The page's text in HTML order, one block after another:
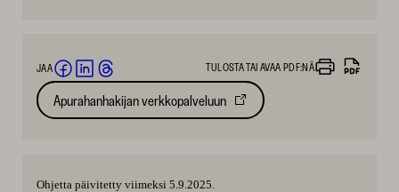
JAA
Jaa
Facebookissa
LinkedInissä
Threadsissä
TULOSTA TAI AVAA PDF:NÄ
Apurahanhakijan verkkopalveluun
Avautuu
Ohjetta päivitetty viimeksi 5.9.2025.